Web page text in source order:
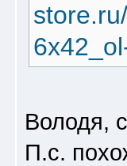
Володя,
П.с.